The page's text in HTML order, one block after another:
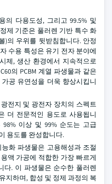
의 다용도성, 그리고 99.5% 및
제 기준은 풀러렌 기반 특수 화
)의 우위를 뒷받침합니다. 안정
수용 특성은 유기 전자 분야에
제, 생산 환경에서 지속적으로
의 PCBM 계열 파생물과 같은
공 유연성을 더욱 향상시킵니
전지 및 광전자 장치의 스펙트
더 전문적인 용도로 사용됩니
이상 및 99% 순도는 고급
용도를 완성합니다.
능화 파생물은 고용해성과 조절
액 가공에 적합한 가장 빠르게
다. 이 파생물은 순수한 풀러렌
지하며, 합성 및 정제 과정의 복